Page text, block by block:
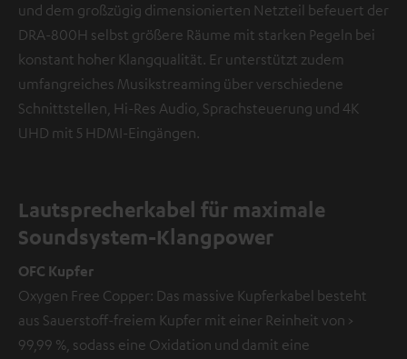
und dem großzügig dimensionierten Netzteil befeuert der
DRA-800H selbst größere Räume mit starken Pegeln bei
konstant hoher Klangqualität. Er unterstützt zudem
umfangreiches Musikstreaming über verschiedene
Schnittstellen, Hi-Res Audio, Sprachsteuerung und 4K
UHD mit 5 HDMI-Eingängen.
Lautsprecherkabel für maximale
Soundsystem-Klangpower
OFC Kupfer
Oxygen Free Copper: Das massive Kupferkabel besteht
aus Sauerstoff-freiem Kupfer mit einer Reinheit von >
99,99 %, sodass eine Oxidation und damit eine